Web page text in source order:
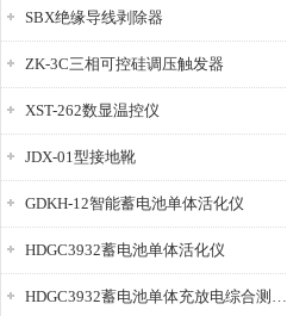
SBX绝缘导线剥除器
ZK-3C三相可控硅调压触发器
XST-262数显温控仪
JDX-01型接地靴
GDKH-12智能蓄电池单体活化仪
HDGC3932蓄电池单体活化仪
HDGC3932蓄电池单体充放电综合测试仪